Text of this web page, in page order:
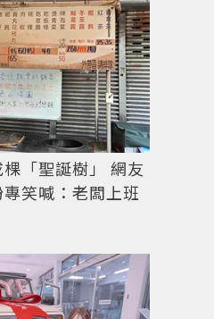
「聖誕樹」 網友
笑喊：老闆上班